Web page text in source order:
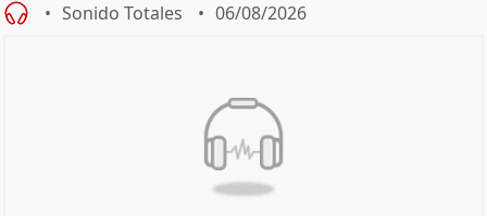
Sonido Totales 06/08/2026